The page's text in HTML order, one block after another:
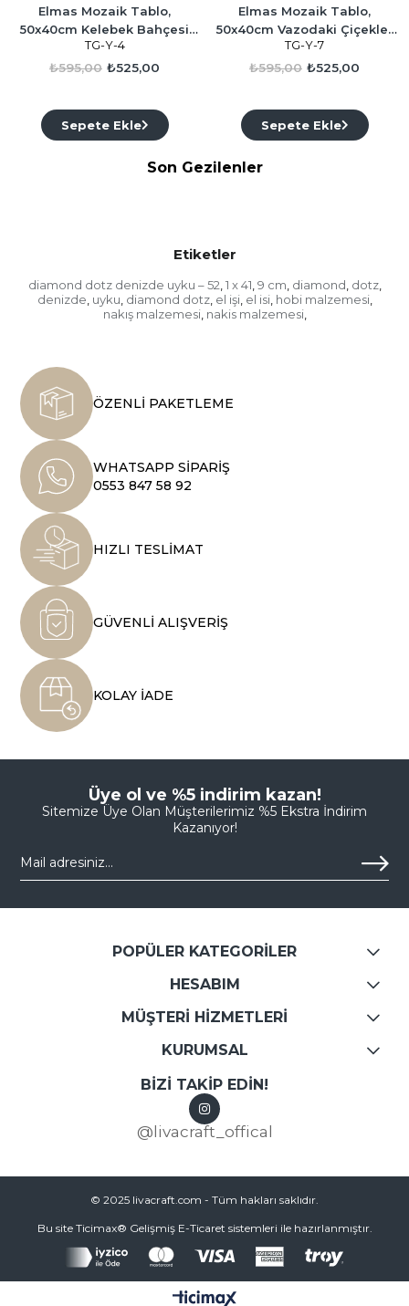
Elmas Mozaik Tablo,
50x40cm Kelebek Bahçesi
Boncuk Yapıştırma Kiti
TG-Y-4
₺525,00
₺595,00
Sepete Ekle
Elmas Mozaik Tablo,
50x40cm Vazodaki Çiçekler
Boncuk Yapıştırma Kiti
TG-Y-7
₺525,00
₺595,00
Sepete Ekle
Son Gezilenler
Etiketler
diamond dotz denizde uyku – 52, 1 x 41, 9 cm, diamond, dotz,
denizde, uyku, diamond dotz, el işi, el isi, hobi malzemesi,
nakış malzemesi, nakis malzemesi,
ÖZENLİ PAKETLEME
WHATSAPP SİPARİŞ
0553 847 58 92
HIZLI TESLİMAT
GÜVENLİ ALIŞVERİŞ
KOLAY İADE
Üye ol ve %5 indirim kazan!
Sitemize Üye Olan Müşterilerimiz %5 Ekstra İndirim
Kazanıyor!
POPÜLER KATEGORİLER
HESABIM
MÜŞTERİ HİZMETLERİ
KURUMSAL
BİZİ TAKİP EDİN!
@livacraft_offical
© 2025 livacraft.com - Tüm hakları saklıdır.
Bu site Ticimax® Gelişmiş E-Ticaret sistemleri ile hazırlanmıştır.